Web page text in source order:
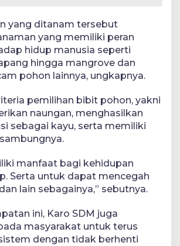
yang ditanam tersebut
yang memiliki peran
hidup manusia seperti
hingga mangrove dan
pohon lainnya, ungkapnya.
pemilihan bibit pohon, yakni
naungan, menghasilkan
sebagai kayu, serta memiliki
manfaat bagi kehidupan
Serta untuk dapat mencegah
lain sebagainya,” sebutnya.
ini, Karo SDM juga
masyarakat untuk terus
dengan tidak berhenti